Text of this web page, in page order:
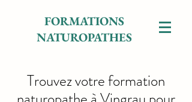
FORMATIONS
NATUROPATHES
Trouvez votre formation